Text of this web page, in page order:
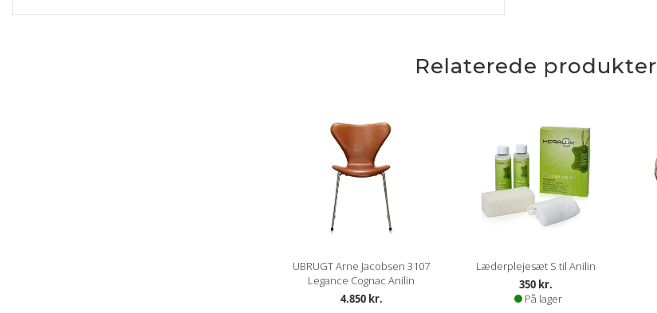
Relaterede produkter
UBRUGT Arne Jacobsen 3107
Legance Cognac Anilin
4.850 kr.
Læderplejesæt S til Anilin
350 kr.
På lager